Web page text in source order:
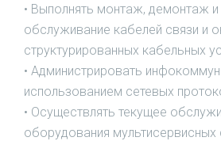
• Выполнять монтаж, демонтаж и
обслуживание кабелей связи и
структурированных кабельных
• Администрировать
использованием сетевых
• Осуществлять текущее
оборудования мультисервисных